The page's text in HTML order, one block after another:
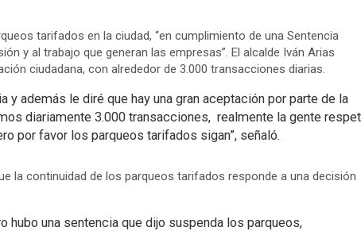
tarifados en la ciudad, “en cumplimiento de una Sentencia
y al trabajo que generan las empresas”. El alcalde Iván Arias
ciudadana, con alrededor de 3.000 transacciones diarias.
y además le diré que hay una gran aceptación por parte de la
diariamente 3.000 transacciones, realmente la gente
por favor los parqueos tarifados sigan”, señaló.
la continuidad de los parqueos tarifados responde a una decisión
hubo una sentencia que dijo suspenda los parqueos,